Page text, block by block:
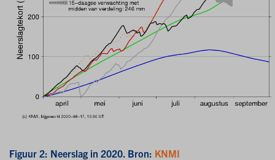
Figuur 2: Neerslag in 2020. Bron: KNMI